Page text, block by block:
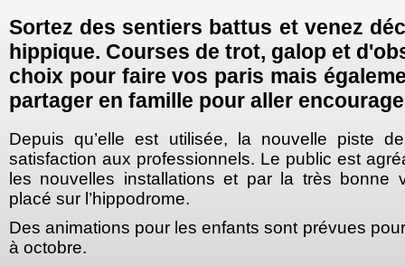
Sortez des sentiers battus et venez
hippique. Courses de trot, galop et
choix pour faire vos paris mais
partager en famille pour aller
Depuis qu’elle est utilisée, la nouvelle piste
satisfaction aux professionnels. Le public est
les nouvelles installations et par la très bonne
placé sur l’hippodrome.
Des animations pour les enfants sont prévues
à octobre.